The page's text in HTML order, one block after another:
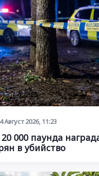
4 Август 2026, 11:23
000 паунда
в убийство